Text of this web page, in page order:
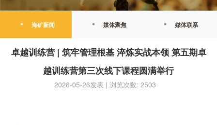
海矿新闻 媒体聚焦 媒体联系
卓越训练营 | 筑牢管理根基 淬炼实战本领 第五期卓
越训练营第三次线下课程圆满举行
2026-05-26发表 | 浏览次数: 2503